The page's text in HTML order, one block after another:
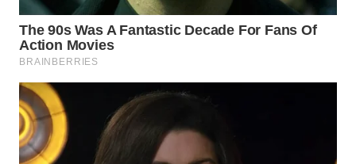
WN
TANGERANG
BINJAI
WN
CIREBON